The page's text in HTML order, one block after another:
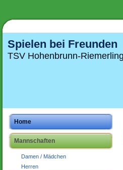
Spielen bei Freunden
TSV Hohenbrunn-Riemerling
Home
Mannschaften
Damen / Mädchen
Herren